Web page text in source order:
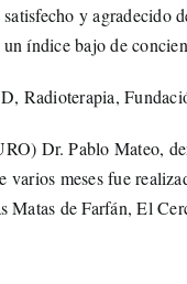
y agradecido
índice bajo de
Radioterapia,
Dr. Pablo Mateo,
varios meses fue
de Farfán, El